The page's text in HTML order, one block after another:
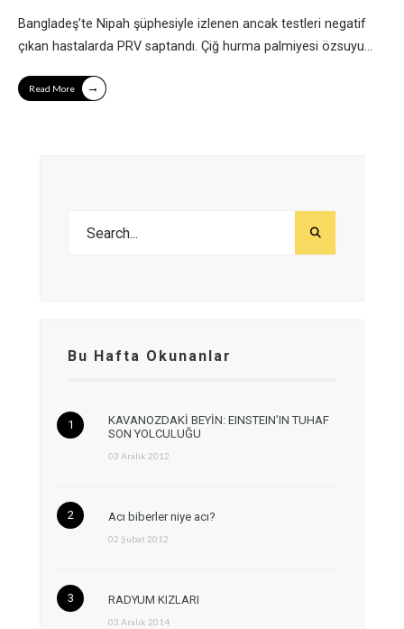
Bangladeş’te Nipah şüphesiyle izlenen ancak testleri negatif
çıkan hastalarda PRV saptandı. Çiğ hurma palmiyesi özsuyu...
Read More →
Bu Hafta Okunanlar
KAVANOZDAKİ BEYİN: EINSTEIN’IN TUHAF
SON YOLCULUĞU
03 Aralık 2012
Acı biberler niye acı?
02 Şubat 2012
RADYUM KIZLARI
03 Aralık 2014